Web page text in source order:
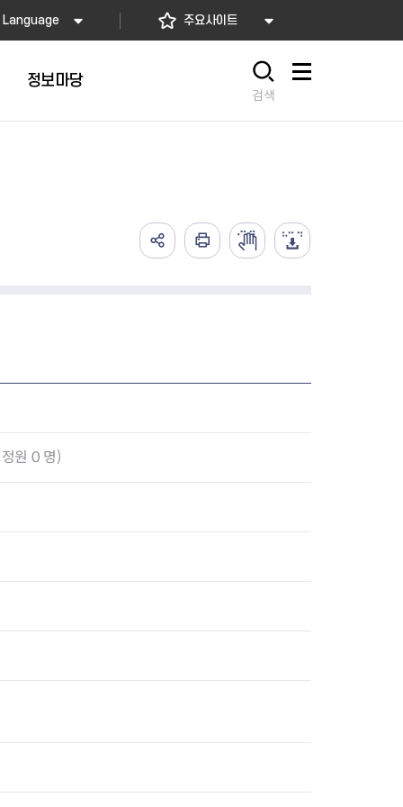
Language 주요사이트
정보마당
검색
사이트맵
원 0 명)